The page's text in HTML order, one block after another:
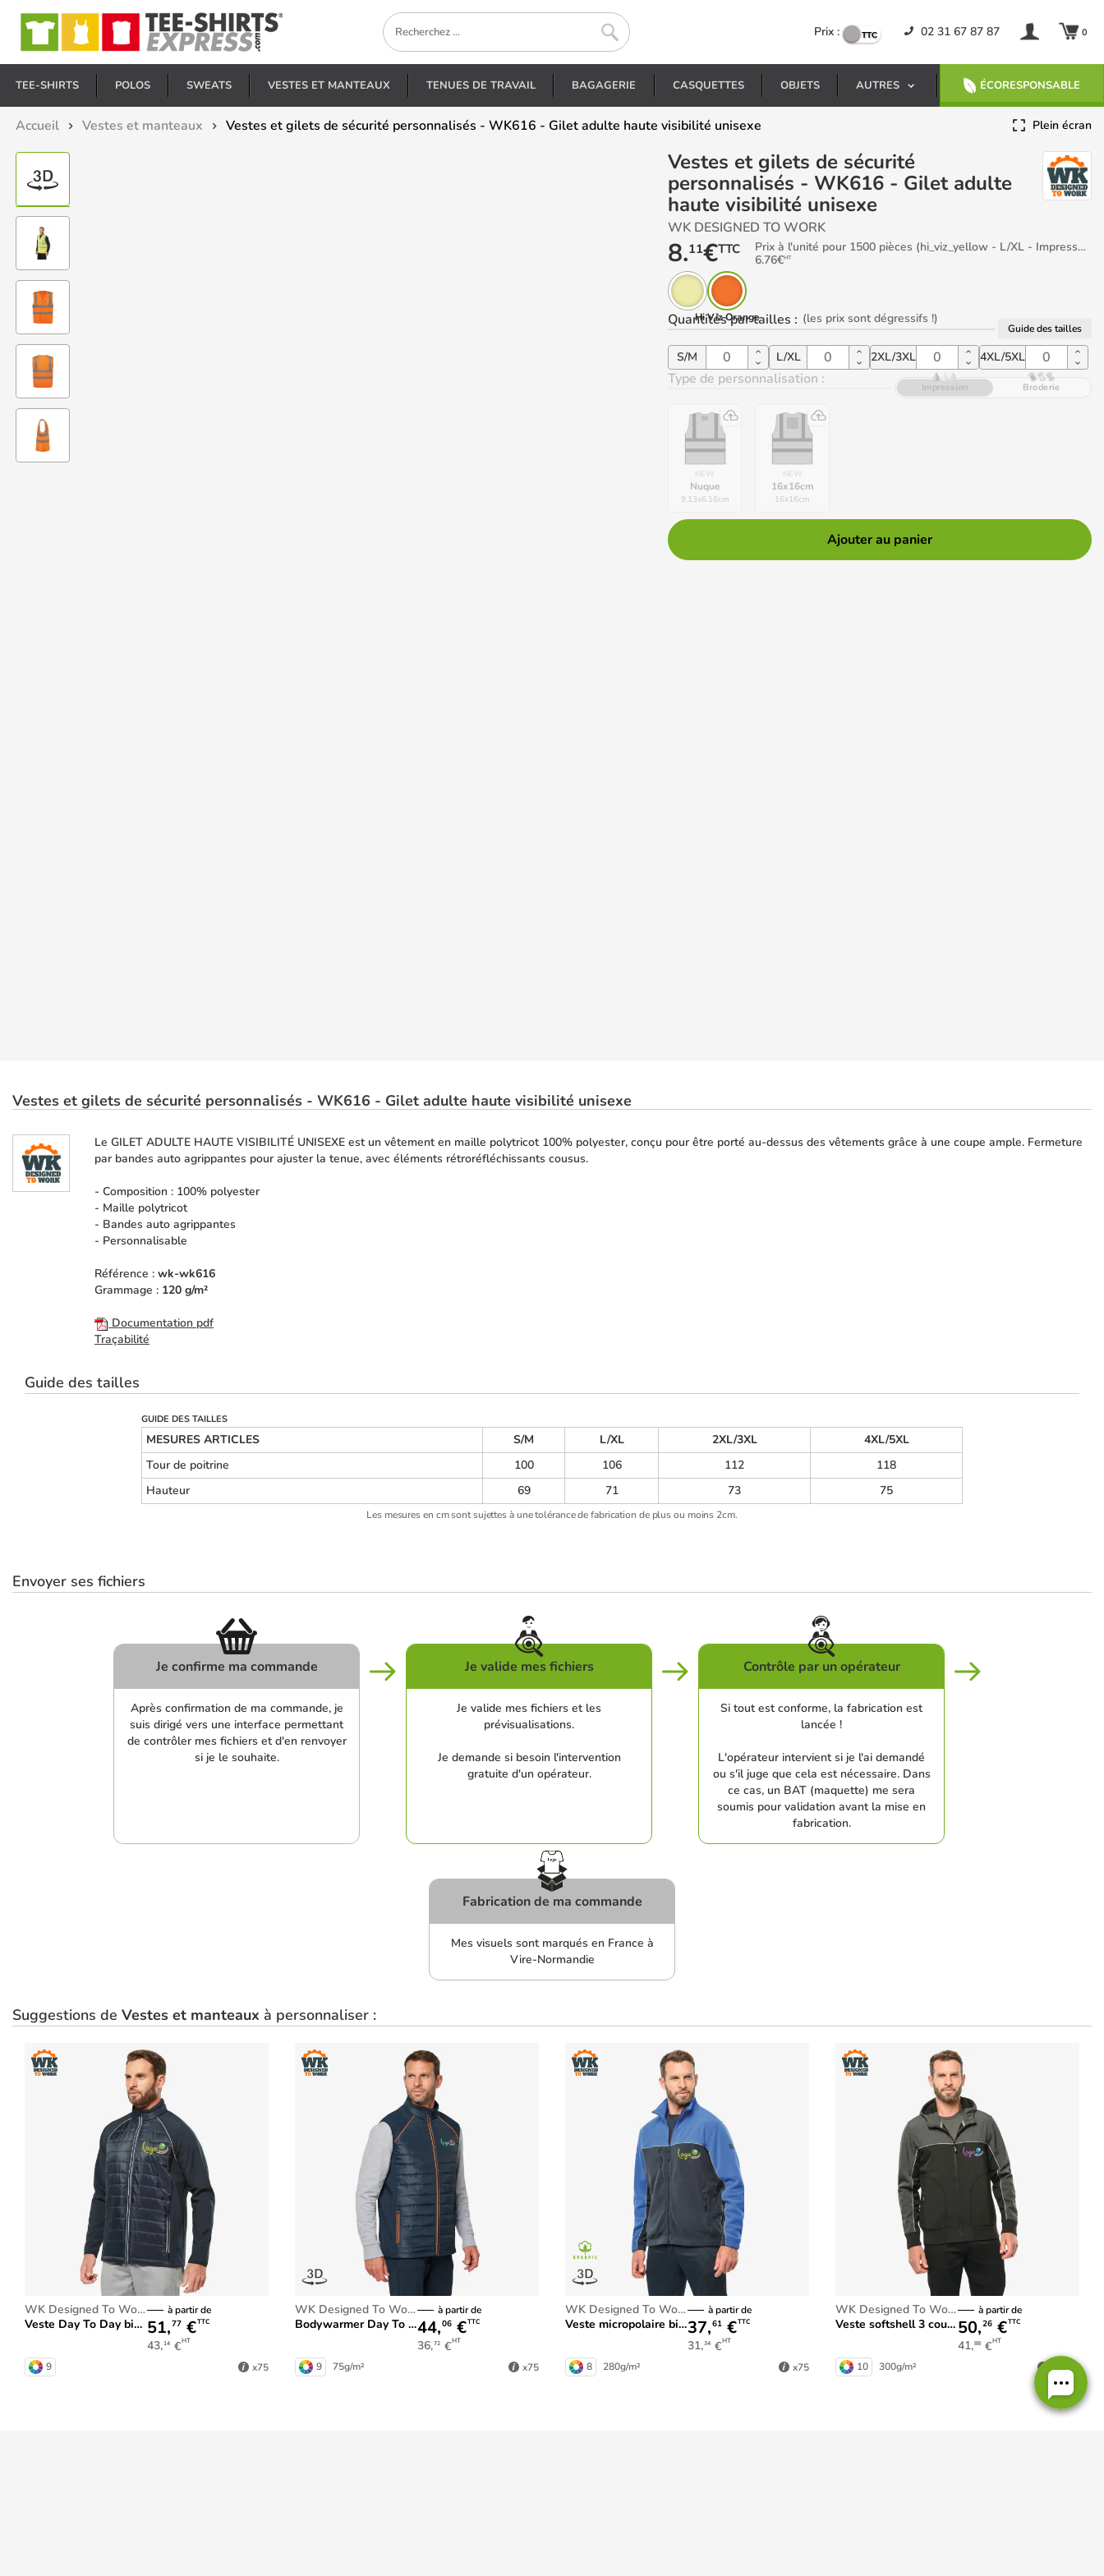
Prix : 02 31 67 87 87 0
TEE-SHIRTS POLOS SWEATS VESTES ET MANTEAUX TENUES DE TRAVAIL BAGAGERIE CASQUETTES OBJETS AUTRES ÉCORESPONSABLE
Accueil Vestes et manteaux Vestes et gilets de sécurité personnalisés - WK616 - Gilet adulte haute visibilité unisexe Plein écran
Vestes et gilets de sécurité
personnalisés - WK616 - Gilet adulte
haute visibilité unisexe
WK DESIGNED TO WORK
8.11€TTC
Prix à l'unité pour 1500 pièces (hi_viz_yellow - L/XL - Impression Nuque)
6.76€HT
Hi Viz Orange
Quantitéspar tailles : (les prix sont dégressifs !)
Guide des tailles
S/M L/XL 2XL/3XL 4XL/5XL
Type de personnalisation : Impression Broderie
NEW
Nuque
9.13x6.16cm
NEW
16x16cm
16x16cm
Ajouter au panier
Vestes et gilets de sécurité personnalisés - WK616 - Gilet adulte haute visibilité unisexe
Le GILET ADULTE HAUTE VISIBILITÉ UNISEXE est un vêtement en maille polytricot 100% polyester, conçu pour être porté au-dessus des vêtements grâce à une coupe ample. Fermeture
par bandes auto agrippantes pour ajuster la tenue, avec éléments rétroréfléchissants cousus.
- Composition : 100% polyester
- Maille polytricot
- Bandes auto agrippantes
- Personnalisable
Référence : wk-wk616
Grammage : 120 g/m²
Documentation pdf
Traçabilité
Guide des tailles
GUIDE DES TAILLES
MESURES ARTICLES S/M L/XL 2XL/3XL
4XL/5XL
Tour de poitrine
100 106 112
118
Hauteur
69 71 73 75
Les mesures en cm sont sujettes à une tolérance de fabrication de plus ou moins 2cm.
Envoyer ses fichiers
Je confirme ma commande
Après confirmation de ma commande, je
suis dirigé vers une interface permettant
de contrôler mes fichiers et d'en renvoyer
si je le souhaite.
Je valide mes fichiers
Je valide mes fichiers et les
prévisualisations.
Je demande si besoin l'intervention
gratuite d'un opérateur.
Contrôle par un opérateur
Si tout est conforme, la fabrication est
lancée !
L'opérateur intervient si je l'ai demandé
ou s'il juge que cela est nécessaire. Dans
ce cas, un BAT (maquette) me sera
soumis pour validation avant la mise en
fabrication.
Fabrication de ma commande
Mes visuels sont marqués en France à
Vire-Normandie
Suggestions de Vestes et manteaux à personnaliser :
WK Designed To Work
Veste Day To Day bi-matière unisexe
à partir de
43, 14 €HT
51,77 €TTC
9 x75
WK Designed To Work
Bodywarmer Day To Day bi-matière unisexe
à partir de
36,72 €HT
44,06 €TTC
9 75g/m² x75
WK Designed To Work
Veste micropolaire bicolore écoresponsable unisexe
à partir de
31,34 €HT
37,61 €TTC
8 280g/m² x75
WK Designed To Work
Veste softshell 3 couches BIONIC-FINISH® ECO unisexe
à partir de
41,88 €HT
50,26 €TTC
10 300g/m² x1000